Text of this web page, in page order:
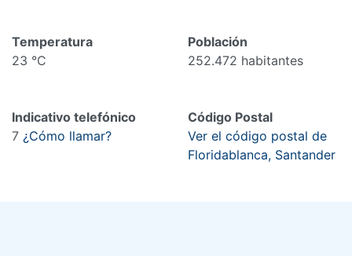
Temperatura
23 °C
Población
252.472 habitantes
Indicativo telefónico
7 ¿Cómo llamar?
Código Postal
Ver el código postal de
Floridablanca, Santander